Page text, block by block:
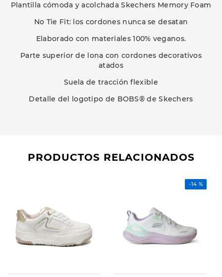
Plantilla cómoda y acolchada Skechers Memory Foam
No Tie Fit: los cordones nunca se desatan
Elaborado con materiales 100% veganos.
Parte superior de lona con cordones decorativos
atados
Suela de tracción flexible
Detalle del logotipo de BOBS® de Skechers
PRODUCTOS RELACIONADOS
-14 %